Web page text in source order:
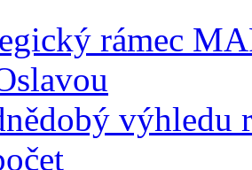
rámec
výhledu